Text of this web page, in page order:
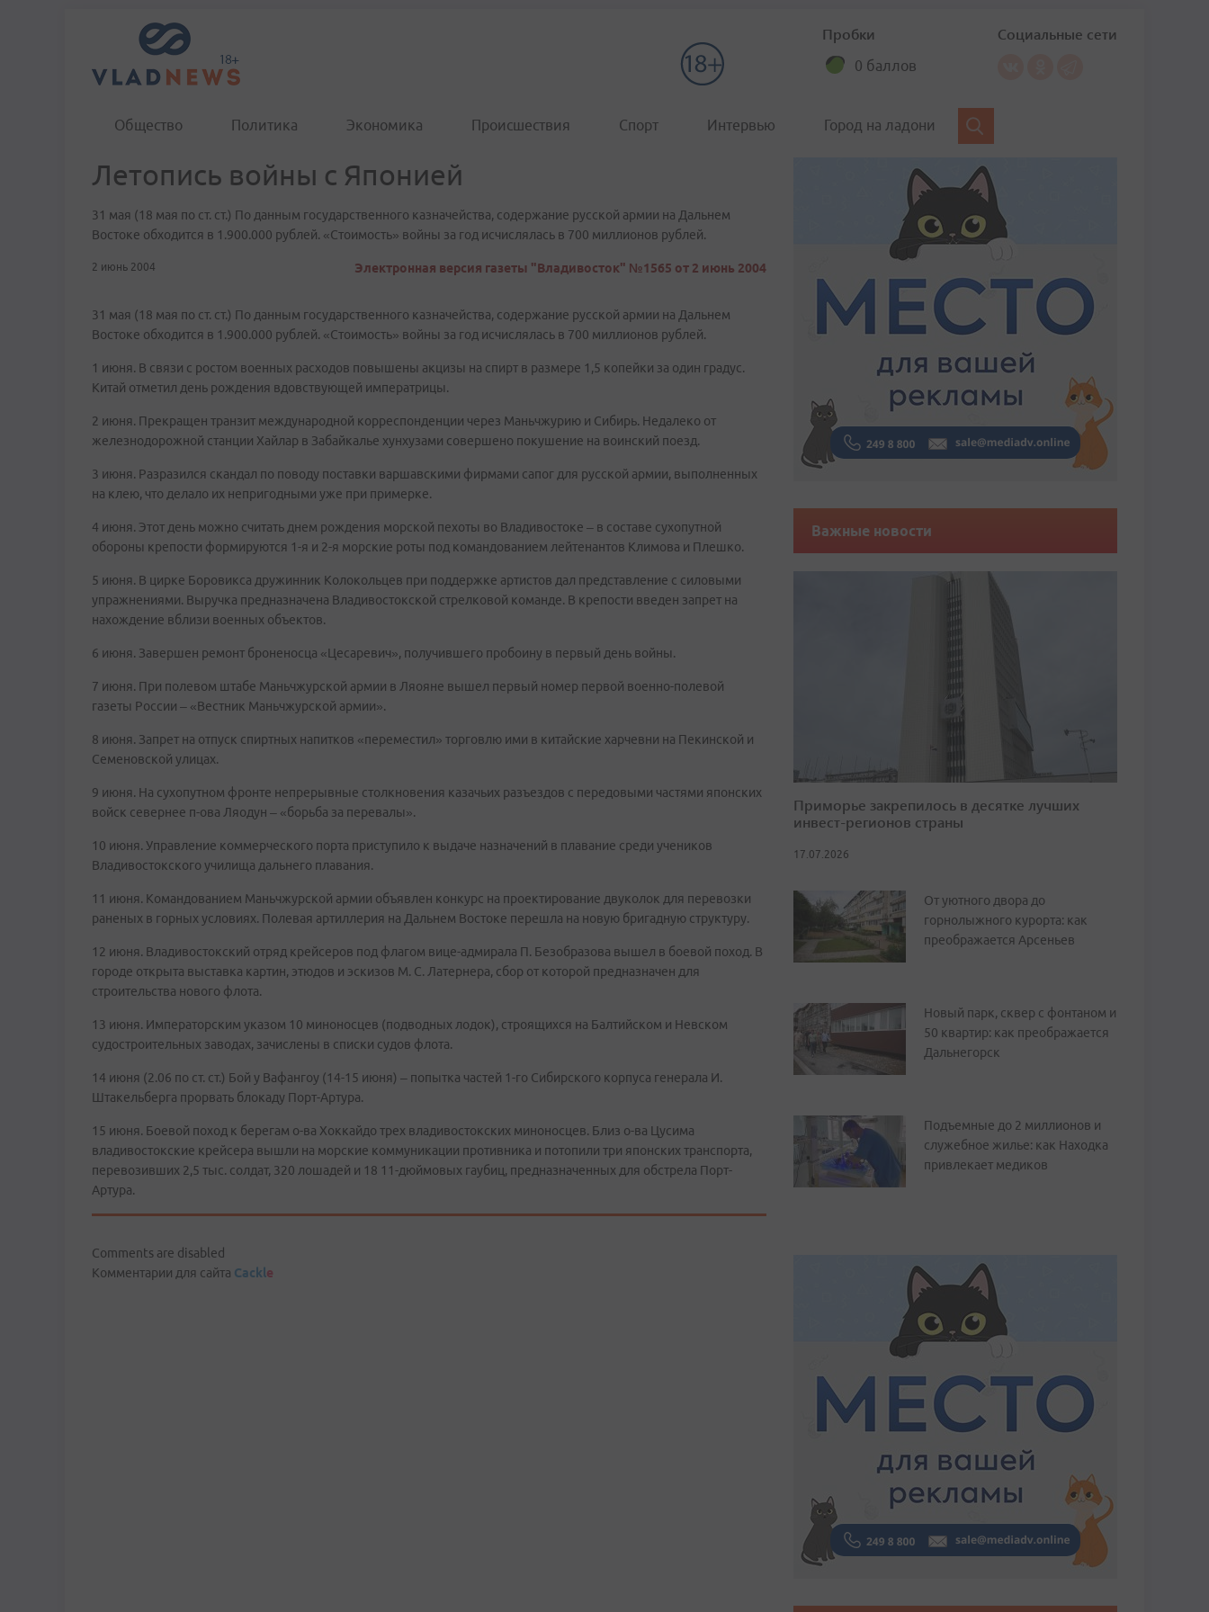
Пробки
0 баллов
Социальные сети
Общество Политика Экономика Происшествия Спорт Интервью Город на ладони
Летопись войны с Японией
31 мая (18 мая по ст. ст.) По данным государственного казначейства, содержание русской армии на Дальнем
Востоке обходится в 1.900.000 рублей. «Стоимость» войны за год исчислялась в 700 миллионов рублей.
2 июнь 2004 Электронная версия газеты "Владивосток" №1565 от 2 июнь 2004
31 мая (18 мая по ст. ст.) По данным государственного казначейства, содержание русской армии на Дальнем
Востоке обходится в 1.900.000 рублей. «Стоимость» войны за год исчислялась в 700 миллионов рублей.
1 июня. В связи с ростом военных расходов повышены акцизы на спирт в размере 1,5 копейки за один градус.
Китай отметил день рождения вдовствующей императрицы.
2 июня. Прекращен транзит международной корреспонденции через Маньчжурию и Сибирь. Недалеко от
железнодорожной станции Хайлар в Забайкалье хунхузами совершено покушение на воинский поезд.
3 июня. Разразился скандал по поводу поставки варшавскими фирмами сапог для русской армии, выполненных
на клею, что делало их непригодными уже при примерке.
4 июня. Этот день можно считать днем рождения морской пехоты во Владивостоке – в составе сухопутной
обороны крепости формируются 1-я и 2-я морские роты под командованием лейтенантов Климова и Плешко.
5 июня. В цирке Боровикса дружинник Колокольцев при поддержке артистов дал представление с силовыми
упражнениями. Выручка предназначена Владивостокской стрелковой команде. В крепости введен запрет на
нахождение вблизи военных объектов.
6 июня. Завершен ремонт броненосца «Цесаревич», получившего пробоину в первый день войны.
7 июня. При полевом штабе Маньчжурской армии в Ляояне вышел первый номер первой военно-полевой
газеты России – «Вестник Маньчжурской армии».
8 июня. Запрет на отпуск спиртных напитков «переместил» торговлю ими в китайские харчевни на Пекинской и
Семеновской улицах.
9 июня. На сухопутном фронте непрерывные столкновения казачьих разъездов с передовыми частями японских
войск севернее п-ова Ляодун – «борьба за перевалы».
10 июня. Управление коммерческого порта приступило к выдаче назначений в плавание среди учеников
Владивостокского училища дальнего плавания.
11 июня. Командованием Маньчжурской армии объявлен конкурс на проектирование двуколок для перевозки
раненых в горных условиях. Полевая артиллерия на Дальнем Востоке перешла на новую бригадную структуру.
12 июня. Владивостокский отряд крейсеров под флагом вице-адмирала П. Безобразова вышел в боевой поход. В
городе открыта выставка картин, этюдов и эскизов М. С. Латернера, сбор от которой предназначен для
строительства нового флота.
13 июня. Императорским указом 10 миноносцев (подводных лодок), строящихся на Балтийском и Невском
судостроительных заводах, зачислены в списки судов флота.
14 июня (2.06 по ст. ст.) Бой у Вафангоу (14-15 июня) – попытка частей 1-го Сибирского корпуса генерала И.
Штакельберга прорвать блокаду Порт-Артура.
15 июня. Боевой поход к берегам о-ва Хоккайдо трех владивостокских миноносцев. Близ о-ва Цусима
владивостокские крейсера вышли на морские коммуникации противника и потопили три японских транспорта,
перевозивших 2,5 тыс. солдат, 320 лошадей и 18 11-дюймовых гаубиц, предназначенных для обстрела Порт-
Артура.
Comments are disabled
Комментарии для сайта Cackle
Важные новости
Приморье закрепилось в десятке лучших
инвест-регионов страны
17.07.2026
От уютного двора до
горнолыжного курорта: как
преображается Арсеньев
Новый парк, сквер с фонтаном и
50 квартир: как преображается
Дальнегорск
Подъемные до 2 миллионов и
служебное жилье: как Находка
привлекает медиков